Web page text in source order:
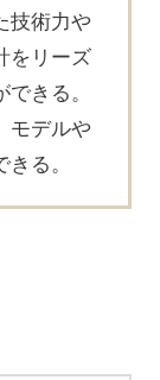
技術力や
をリーズ
きる。
モデルや
る。